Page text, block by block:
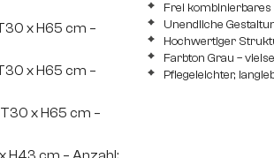
Frei
Unendliche
Hochwertiger
Farbton Grau –
Pflegeleichter,
x H65 cm –
x H65 cm –
x H65 cm –